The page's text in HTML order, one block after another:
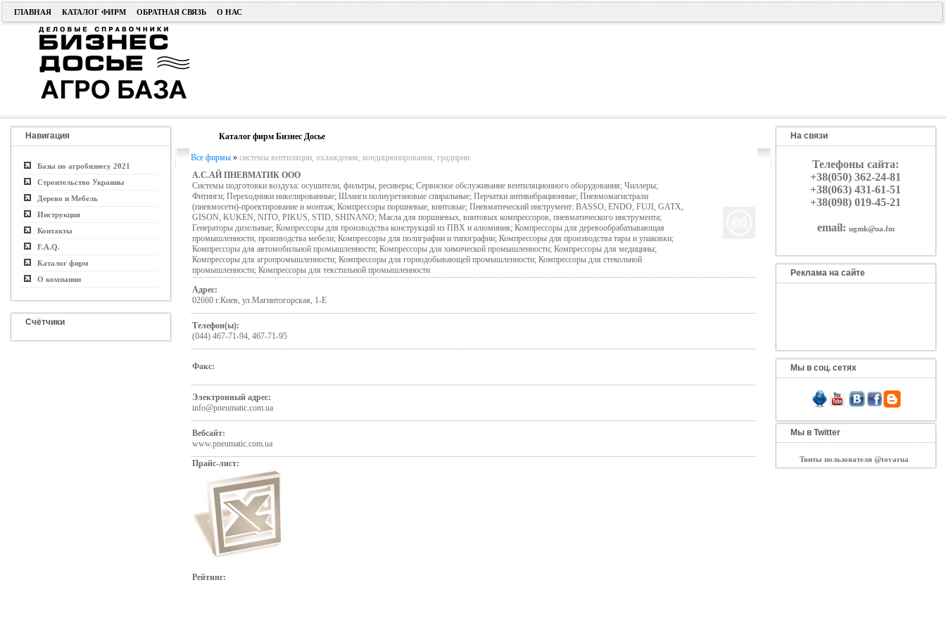
ГЛАВНАЯ КАТАЛОГ ФИРМ ОБРАТНАЯ СВЯЗЬ О НАС
Навигация
Базы по агробизнесу 2021
Строительство Украины
Дерево и Мебель
Инструкция
Контакты
F.A.Q.
Каталог фирм
О компании
Счётчики
Каталог фирм Бизнес Досье
Все фирмы» системы вентиляции, охлаждения, кондиционирования, градирни
А.С.АЙ ПНЕВМАТИК ООО
Системы подготовки воздуха: осушители, фильтры, ресиверы; Сервисное обслуживание вентиляционного оборудования; Чиллеры;
Фитинги; Переходники никелированные; Шланги полиуретановые спиральные; Перчатки антивибрационные; Пневмомагистрали
(пневмосети)-проектирование и монтаж; Компрессоры поршневые, винтовые; Пневматический инструмент: BASSO, ENDO, FUJI, GATX,
GISON, KUKEN, NITO, PIKUS, STID, SHINANO; Масла для поршневых, винтовых компрессоров, пневматического инструмента;
Генераторы дизельные; Компрессоры для производства конструкций из ПВХ и алюминия; Компрессоры для деревообрабатывающая
промышленности, производства мебели; Компрессоры для полиграфии и типографии; Компрессоры для производства тары и упаковки;
Компрессоры для автомобильной промышленности; Компрессоры для химической промышленности; Компрессоры для медицины;
Компрессоры для агропромышленности; Компрессоры для горнодобывающей промышленности; Компрессоры для стекольной
промышленности; Компрессоры для текстильной промышленности
Адрес:
02660 г.Киев, ул.Магнитогорская, 1-Е
Телефон(ы):
(044) 467-71-94, 467-71-95
Факс:
Электронный адрес:
info@pneumatic.com.ua
Вебсайт:
www.pneumatic.com.ua
Прайс-лист:
Рейтинг:
На связи
Телефоны сайта:
+38(050) 362-24-81
+38(063) 431-61-51
+38(098) 019-45-21
email: ugmk@ua.fm
Реклама на сайте
Мы в соц. сетях
Мы в Twitter
Твиты пользователя @tovarua